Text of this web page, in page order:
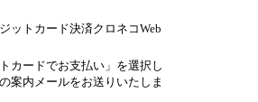
ットカード決済クロネコWeb
カードでお支払い」を選択し
案内メールをお送りいたしま